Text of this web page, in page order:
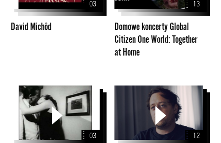
03
David Michôd
World:
Together
at
Home
13
Domowe koncerty Global
Citizen One World: Together
at Home
Martin
Scorsese
03
Autorytety
12